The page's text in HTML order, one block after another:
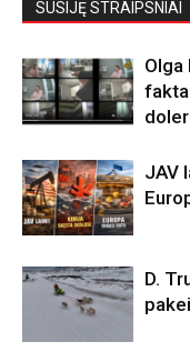
SUSIJĘ STRAIPSNIAI
Olga
JAV
D.